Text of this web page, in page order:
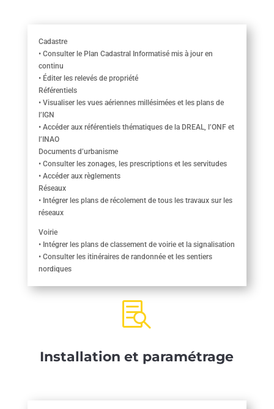
Cadastre
• Consulter le Plan Cadastral Informatisé mis à jour en
continu
• Éditer les relevés de propriété
Référentiels
• Visualiser les vues aériennes millésimées et les plans de
l’IGN
• Accéder aux référentiels thématiques de la DREAL, l’ONF et
l’INAO
Documents d’urbanisme
• Consulter les zonages, les prescriptions et les servitudes
• Accéder aux règlements
Réseaux
• Intégrer les plans de récolement de tous les travaux sur les
réseaux
Voirie
• Intégrer les plans de classement de voirie et la signalisation
• Consulter les itinéraires de randonnée et les sentiers
nordiques

Installation et paramétrage